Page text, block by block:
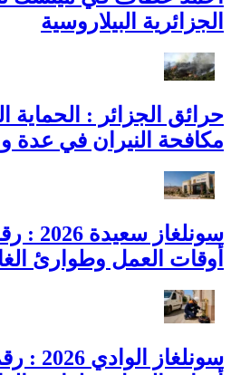
الجزائرية البيلاروسية
حرائق الجزائر : الحماية
مكافحة النيران في عدة
أوقات العمل وطوارئ